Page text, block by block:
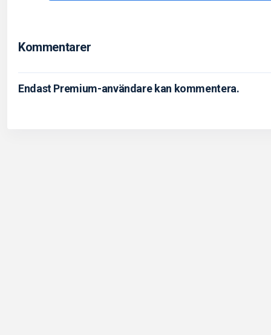
Kommentarer
Endast Premium-användare kan kommentera.